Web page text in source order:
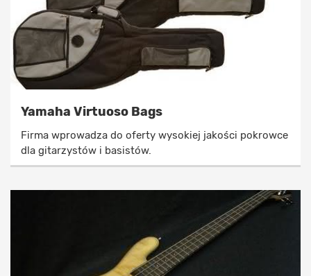
Yamaha Virtuoso Bags
Firma wprowadza do oferty wysokiej jakości pokrowce
dla gitarzystów i basistów.